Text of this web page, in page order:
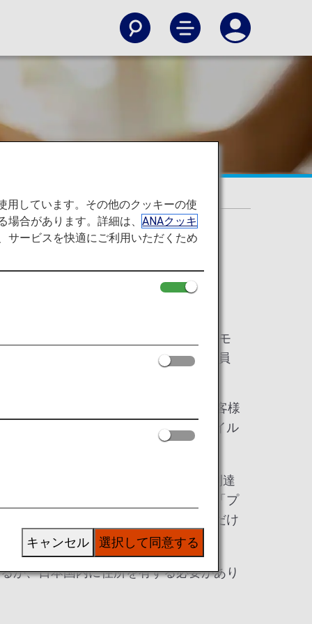
は、ANAマイレージクラブ「ダイヤモ
び「プラチナサービス」メンバー会員
ードまたはANAカードをご利用のお客様
カードに切り替えると、貯まったマイル
搭乗で100万ライフタイムマイルに到達
ヤモンドサービス」メンバーまたは「プ
ーの会員でなくてもお申し込みいただけ
か、日本国内に住所を有する必要があり
用しています。その他のクッキーの使
場合があります。詳細は、ANAクッキ
サービスを快適にご利用いただくため
選択して同意する
キャンセル